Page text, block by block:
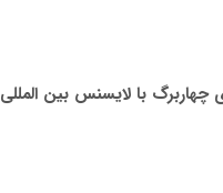
با لایسنس بین‌ المللی